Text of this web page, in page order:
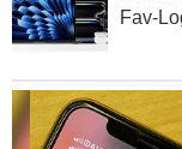
Fav-